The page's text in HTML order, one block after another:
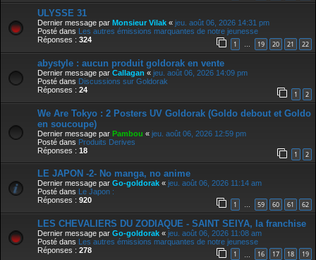
ULYSSE 31
Dernier message par Monsieur Vilak « jeu. août 06, 2026 14:31 pm
Posté dans
Les autres émissions marquantes de notre jeunesse
Réponses : 324 1 … 19 20 21 22
abystyle : aucun produit goldorak en vente
Dernier message par Callagan « jeu. août 06, 2026 14:09 pm
Posté dans Discussions sur Goldorak
Réponses : 24 1 2
We Are Tokyo : 2 Posters UV Goldorak (Goldo debout et Goldo
en soucoupe)
Dernier message par Pambou « jeu. août 06, 2026 12:59 pm
Posté dans Produits Derives
Réponses : 18 1 2
LE JAPON -2- No manga, no anime
Dernier message par Go-goldorak « jeu. août 06, 2026 11:14 am
Posté dans Le Japon :
Réponses : 920 1 … 59 60 61 62
LES CHEVALIERS DU ZODIAQUE - SAINT SEIYA, la franchise
Dernier message par Go-goldorak « jeu. août 06, 2026 11:08 am
Posté dans Les autres émissions marquantes de notre jeunesse
Réponses : 278 1 16 17 18 19